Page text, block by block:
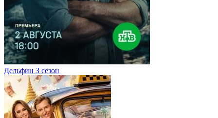
Дельфин 3 сезон